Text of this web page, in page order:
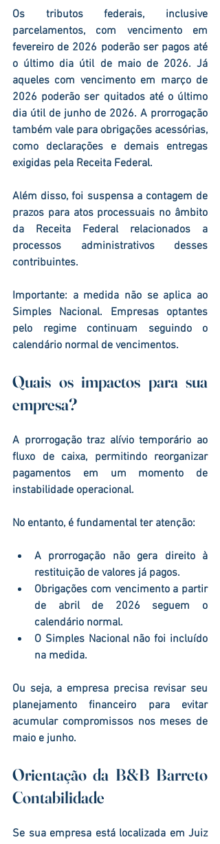
Os tributos federais, inclusive
fevereiro de 2026 poderão ser pagos até
o último dia útil de maio de 2026. Já
aqueles com vencimento em março de
2026 poderão ser quitados até o último
dia útil de junho de 2026. A prorrogação
também vale para obrigações acessórias,
como declarações e demais entregas
exigidas pela Receita Federal.
Além disso, foi suspensa a contagem de
prazos para atos processuais no âmbito
da Receita Federal relacionados a
processos administrativos desses
contribuintes.
Importante: a medida não se aplica ao
Simples Nacional. Empresas optantes
pelo regime continuam seguindo o
calendário normal de vencimentos.
Quais os impactos para sua
empresa?
A prorrogação traz alívio temporário ao
fluxo de caixa, permitindo reorganizar
pagamentos em um momento de
instabilidade operacional.
No entanto, é fundamental ter atenção:
A prorrogação não gera direito à
restituição de valores já pagos.
Obrigações com vencimento a partir
de abril de 2026 seguem o
calendário normal.
O Simples Nacional não foi incluído
na medida.
Ou seja, a empresa precisa revisar seu
planejamento financeiro para evitar
acumular compromissos nos meses de
maio e junho.
Orientação da B&B Barreto
Contabilidade
Se sua empresa está localizada em Juiz